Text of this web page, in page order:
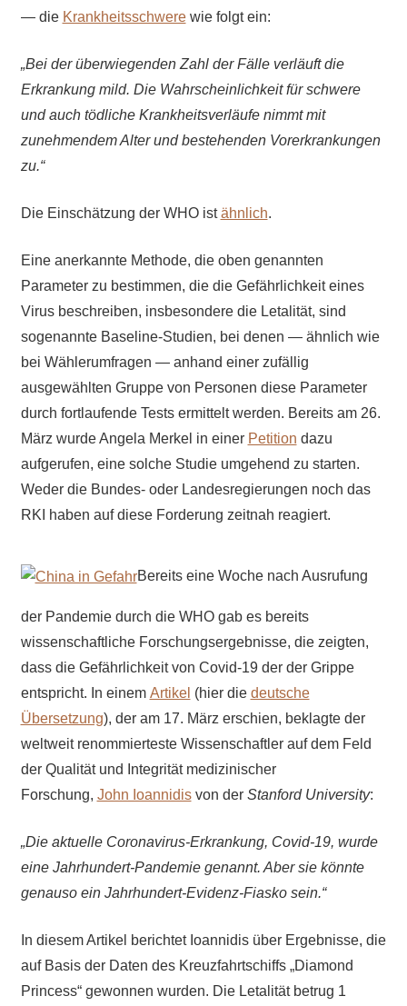
— die Krankheitsschwerewie folgt ein:
„Bei der überwiegenden Zahl der Fälle verläuft die
Erkrankung mild. Die Wahrscheinlichkeit für schwere
und auch tödliche Krankheitsverläufe nimmt mit
zunehmendem Alter und bestehenden Vorerkrankungen
zu.“
Die Einschätzung der WHO istähnlich.
Eine anerkannte Methode, die oben genannten
Parameter zu bestimmen, die die Gefährlichkeit eines
Virus beschreiben, insbesondere die Letalität, sind
sogenannte Baseline-Studien, bei denen — ähnlich wie
bei Wählerumfragen — anhand einer zufällig
ausgewählten Gruppe von Personen diese Parameter
durch fortlaufende Tests ermittelt werden. Bereits am 26.
März wurde Angela Merkel in einer Petition dazu
aufgerufen, eine solche Studie umgehend zu starten.
Weder die Bundes- oder Landesregierungen noch das
RKI haben auf diese Forderung zeitnah reagiert.
Bereits eine Woche nach Ausrufung
der Pandemie durch die WHO gab es bereits
wissenschaftliche Forschungsergebnisse, die zeigten,
dass die Gefährlichkeit von Covid-19 der der Grippe
entspricht. In einem Artikel (hier die deutsche
Übersetzung), der am 17. März erschien, beklagte der
weltweit renommierteste Wissenschaftler auf dem Feld
der Qualität und Integrität medizinischer
Forschung, John Ioannidisvon der Stanford University:
„Die aktuelle Coronavirus-Erkrankung, Covid-19, wurde
eine Jahrhundert-Pandemie genannt. Aber sie könnte
genauso ein Jahrhundert-Evidenz-Fiasko sein.“
In diesem Artikel berichtet Ioannidis über Ergebnisse, die
auf Basis der Daten des Kreuzfahrtschiffs „Diamond
Princess“ gewonnen wurden. Die Letalität betrug 1